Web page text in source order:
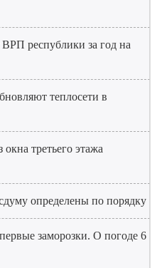
республики за год на
теплосети в
третьего этажа
определены по порядку
заморозки. О погоде 6